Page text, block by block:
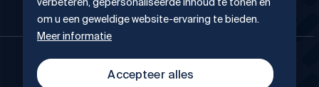
om u een geweldige website-ervaring te bieden.
Meer informatie
Accepteer alles
4.5 241 Google-reviews